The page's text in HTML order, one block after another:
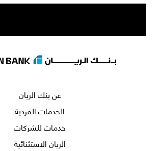
عن بنك الريان
الخدمات الفردية
خدمات للشركات
الريان الاستثنائية